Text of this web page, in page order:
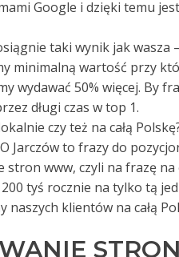
Google i dzięki temu
taki wynik jak wasza
minimalną wartość przy
wydawać 50% więcej. By
długi czas w top 1.
czy też na całą
Jarczów to frazy do
www, czyli na frazę na
tyś rocznie na tylko tą
naszych klientów na całą